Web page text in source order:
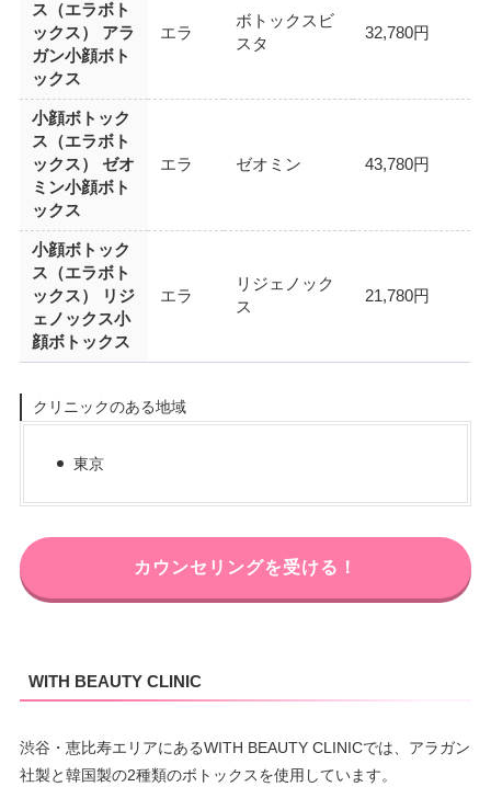
ス（エラボト
ックス） アラ
ガン小顔ボト
ックス
エラ
ボトックスビ
スタ
32,780円
小顔ボトック
ス（エラボト
ックス） ゼオ
ミン小顔ボト
ックス
エラ ゼオミン 43,780円
小顔ボトック
ス（エラボト
ックス） リジ
ェノックス小
顔ボトックス
エラ
リジェノック
ス
21,780円
クリニックのある地域
東京
カウンセリングを受ける！
WITH BEAUTY CLINIC
渋谷・恵比寿エリアにあるWITH BEAUTY CLINICでは、アラガン
社製と韓国製の2種類のボトックスを使用しています。